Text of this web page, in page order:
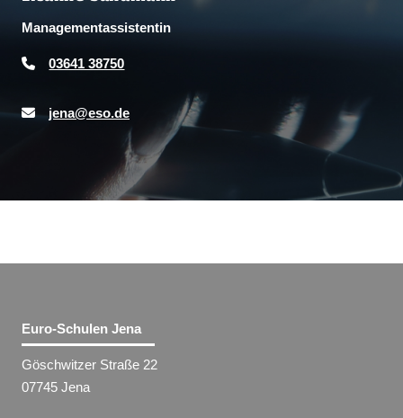
Managementassistentin
03641 38750
jena@eso.de
Euro-Schulen Jena
Göschwitzer Straße 22
07745 Jena